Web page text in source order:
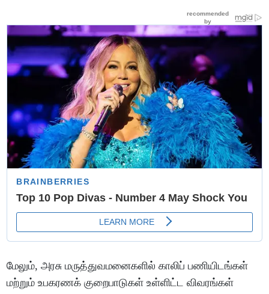
மேலும், அரசு மருத்துவமனைகளில் காலிப் பணியிடங்கள்
மற்றும் உபகரணக் குறைபாடுகள் உள்ளிட்ட விவரங்கள்